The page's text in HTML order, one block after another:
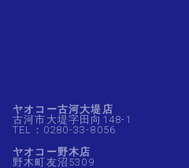
ヤオコー古河大堤店
古河市大堤字田向148-1
TEL：0280-33-8056
ヤオコー野木店
野木町友沼5309